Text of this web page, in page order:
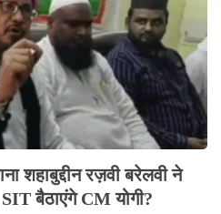
शहाबुद्दीन रज़वी बरेलवी ने
बैठाएंगे CM योगी?